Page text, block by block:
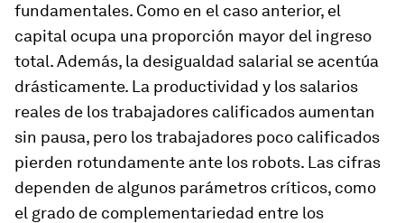
fundamentales. Como en el caso anterior, el
capital ocupa una proporción mayor del ingreso
total. Además, la desigualdad salarial se acentúa
drásticamente. La productividad y los salarios
reales de los trabajadores calificados aumentan
sin pausa, pero los trabajadores poco calificados
pierden rotundamente ante los robots. Las cifras
dependen de algunos parámetros críticos, como
el grado de complementariedad entre los